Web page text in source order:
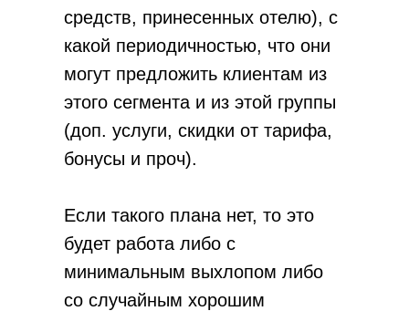
средств, принесенных отелю), с
какой периодичностью, что они
могут предложить клиентам из
этого сегмента и из этой группы
(доп. услуги, скидки от тарифа,
бонусы и проч).
Если такого плана нет, то это
будет работа либо с
минимальным выхлопом либо
со случайным хорошим